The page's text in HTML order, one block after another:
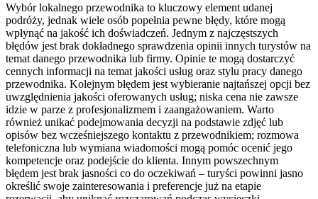
Wybór lokalnego przewodnika to kluczowy element udanej
podróży, jednak wiele osób popełnia pewne błędy, które mogą
wpłynąć na jakość ich doświadczeń. Jednym z najczęstszych
błędów jest brak dokładnego sprawdzenia opinii innych turystów na
temat danego przewodnika lub firmy. Opinie te mogą dostarczyć
cennych informacji na temat jakości usług oraz stylu pracy danego
przewodnika. Kolejnym błędem jest wybieranie najtańszej opcji bez
uwzględnienia jakości oferowanych usług; niska cena nie zawsze
idzie w parze z profesjonalizmem i zaangażowaniem. Warto
również unikać podejmowania decyzji na podstawie zdjęć lub
opisów bez wcześniejszego kontaktu z przewodnikiem; rozmowa
telefoniczna lub wymiana wiadomości mogą pomóc ocenić jego
kompetencje oraz podejście do klienta. Innym powszechnym
błędem jest brak jasności co do oczekiwań – turyści powinni jasno
określić swoje zainteresowania i preferencje już na etapie